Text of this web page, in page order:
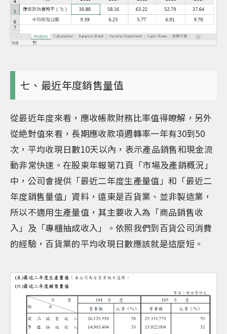
七、最近年度銷售量值
從最近年度來看，應收帳款財務比率值得瞭解，另外
從絶對值來看，長期應收款項週轉率一年有30到50
次，平均收現日數10天以內，表示產品銷售和現金流
動非常快速。在股東年報第71頁「市場及產銷概況」
中，公司會提供「最近二年度生產量值」和「最近二
年度銷售量值」資料，遠東是百貨業、並非製造業，
所以不適用生產量值，其主要收入為「商品銷售收
入」及「專櫃抽成收入」。依照我們到百貨公司消費
的經驗，百貨業的平均收現日數應該就是這麼短。